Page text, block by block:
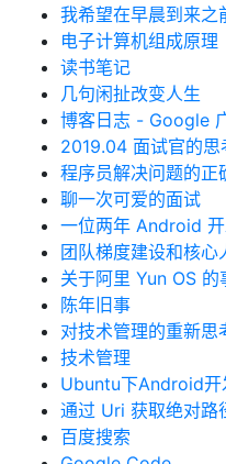
我希望在早晨到来之
电子计算机组成原理
读书笔记
几句闲扯改变人生
博客日志 - Google
2019.04 面试官的思
程序员解决问题的正
聊一次可爱的面试
一位两年 Android
团队梯度建设和核
关于阿里 Yun OS 的
陈年旧事
对技术管理的重新
技术管理
Ubuntu下Android开
通过 Uri 获取绝对路
百度搜索